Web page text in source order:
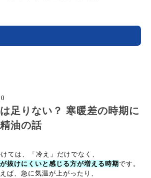
足りない？ 寒暖差の時期に
油の話
ては、「冷え」だけでなく、
抜けにくいと感じる方が増える時期です。
ば、急に気温が上がったり、